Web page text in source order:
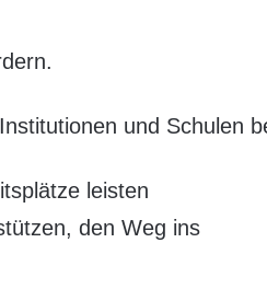
und Schulen
leisten
den Weg ins